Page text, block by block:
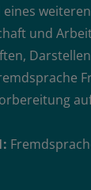
eines
und